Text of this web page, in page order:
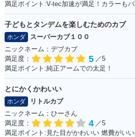
子どもとタンデムを楽しむためのカブ
ホンダ
スーパーカブ１００
ニックネーム：デブカブ
満足度：
5 ／5
満足ポイント:純正アームでの太足！
とにかくかわいい
ホンダ
リトルカブ
ニックネーム：ひーさん
満足度：
4 ／5
満足ポイント:見た目がかわいい 燃費がいい